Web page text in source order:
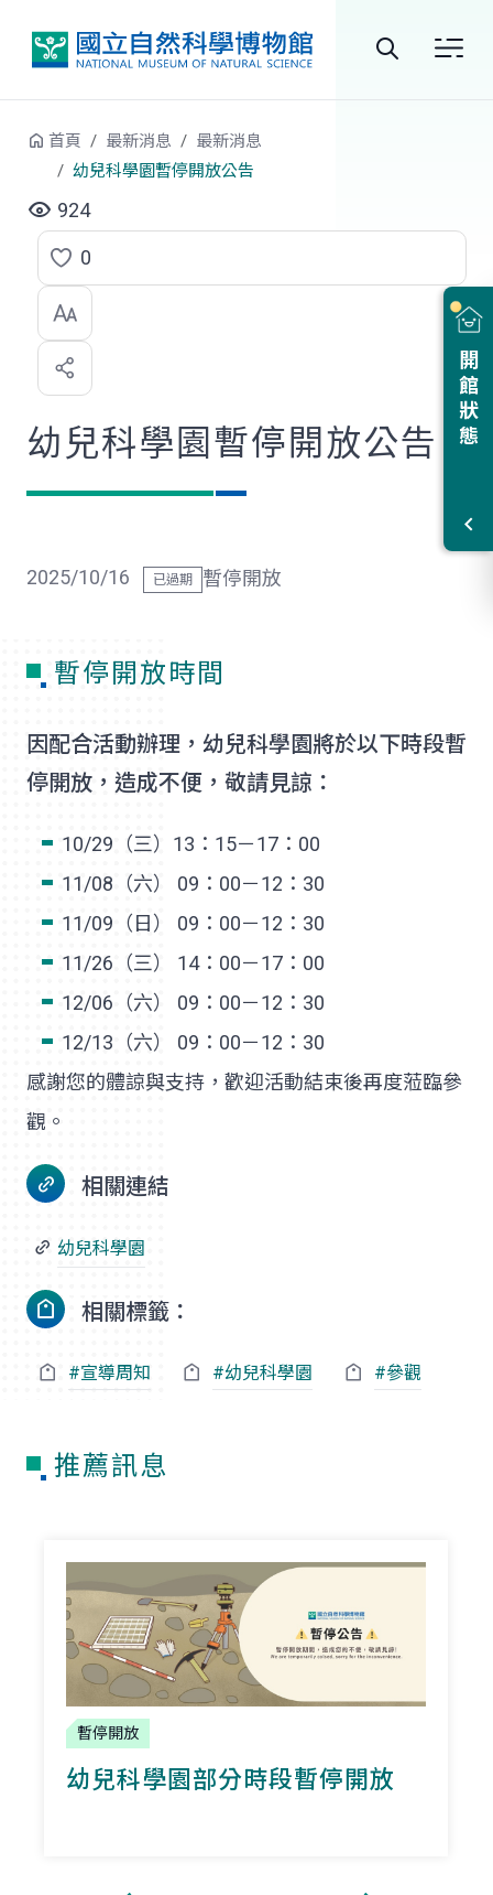
開館狀態
首頁 最新消息
最新消息
幼兒科學園暫停開放公告
924
點
選
喜
歡
0
幼兒科學園暫停開放公告
2025/10/16 暫停開放
暫停開放時間
因配合活動辦理，幼兒科學園將於以下時段暫
停開放，造成不便，敬請見諒：
10/29（三）13：15－17：00
11/08（六） 09：00－12：30
11/09（日） 09：00－12：30
11/26（三） 14：00－17：00
12/06（六） 09：00－12：30
12/13（六） 09：00－12：30
感謝您的體諒與支持，歡迎活動結束後再度蒞臨參
觀。
相關連結
幼兒科學園
相關標籤：
#宣導周知 #幼兒科學園 #參觀
推薦訊息
暫停開放
幼兒科學園部分時段暫停開放